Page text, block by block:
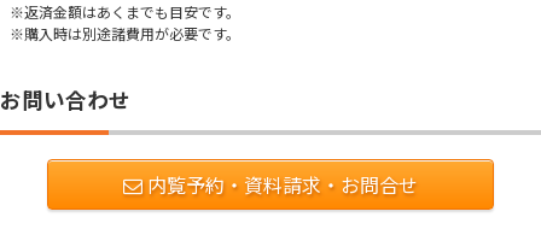
※返済金額はあくまでも目安です。
※購入時は別途諸費用が必要です。
お問い合わせ
内覧予約・資料請求・お問合せ